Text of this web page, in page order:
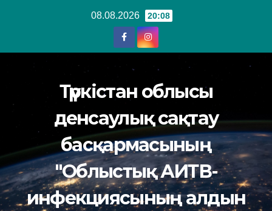
08.08.2026 20:08
Түркістан облысы
денсаулық сақтау
басқармасының
"Облыстық АИТВ-
инфекциясының алдын